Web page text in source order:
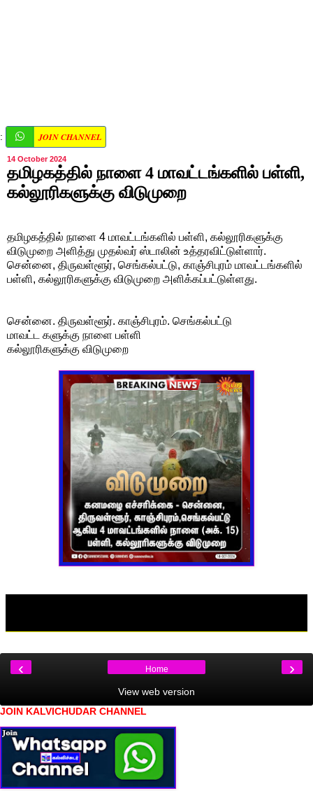
: JOIN CHANNEL
14 October 2024
தமிழகத்தில் நாளை 4 மாவட்டங்களில் பள்ளி,
கல்லூரிகளுக்கு விடுமுறை
தமிழகத்தில் நாளை 4 மாவட்டங்களில் பள்ளி, கல்லூரிகளுக்கு
விடுமுறை அளித்து முதல்வர் ஸ்டாலின் உத்தரவிட்டுள்ளார்.
சென்னை, திருவள்ளூர், செங்கல்பட்டு, காஞ்சிபுரம் மாவட்டங்களில்
பள்ளி, கல்லூரிகளுக்கு விடுமுறை அளிக்கப்பட்டுள்ளது.
சென்னை. திருவள்ளூர். காஞ்சிபுரம். செங்கல்பட்டு
மாவட்ட களுக்கு நாளை பள்ளி
கல்லூரிகளுக்கு விடுமுறை
‹ ›
Home
View web version
JOIN KALVICHUDAR CHANNEL